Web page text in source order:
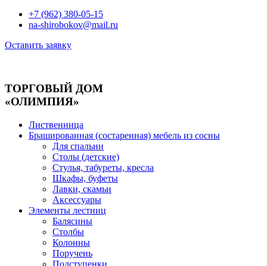
+7 (962) 380-05-15
na-shirobokov@mail.ru
Оставить заявку
ТОРГОВЫЙ ДОМ
«ОЛИМПИЯ»
Лиственница
Брашированная (состаренная) мебель из сосны
Для спальни
Столы (детские)
Стулья, табуреты, кресла
Шкафы, буфеты
Лавки, скамьи
Аксессуары
Элементы лестниц
Балясины
Столбы
Колонны
Поручень
Подступенки